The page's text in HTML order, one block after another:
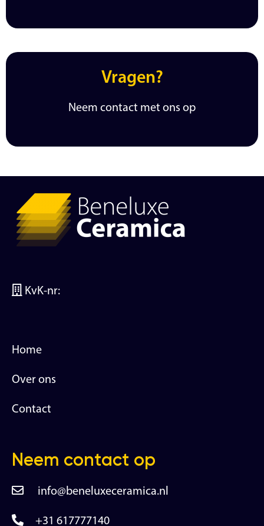
Vragen?
Neem contact met ons op
KvK-nr:
Home
Over ons
Contact
Neem contact op
info@beneluxeceramica.nl
+31 617777140